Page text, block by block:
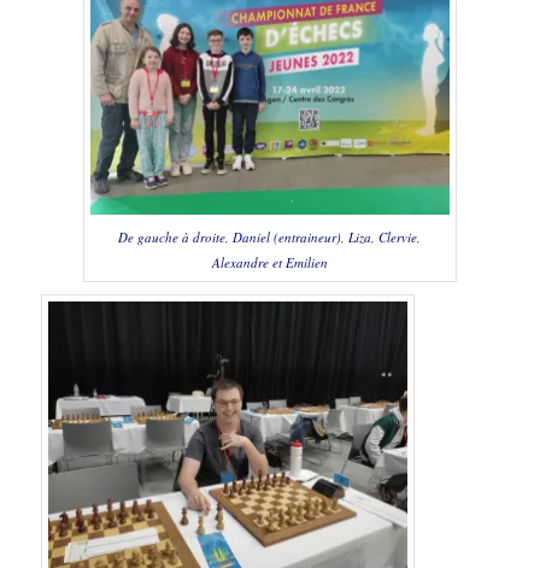
De gauche à droite, Daniel (entraineur), Liza, Clervie,
Alexandre et Emilien